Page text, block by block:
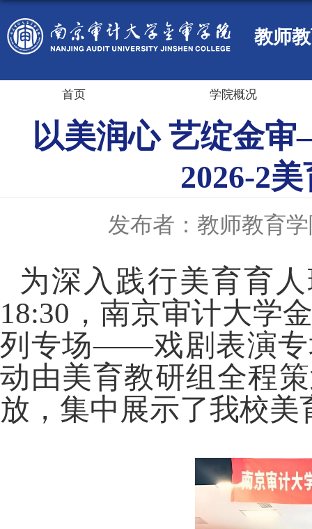
教师
首页 学院概况
以美润心 艺绽金
2026-2
发布者：教师教育
为深入践行美育育
18:30 ，南京审计大学
列专场——戏剧表演专
动由美育教研组全程
放，集中展示了我校